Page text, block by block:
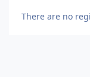
There are no